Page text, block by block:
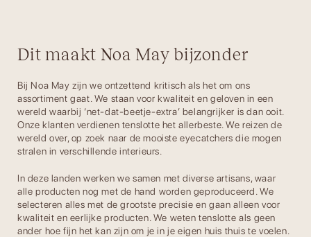
Dit maakt Noa May bijzonder
Bij Noa May zijn we ontzettend kritisch als het om ons
assortiment gaat. We staan voor kwaliteit en geloven in een
wereld waarbij ‘net-dat-beetje-extra’ belangrijker is dan ooit.
Onze klanten verdienen tenslotte het allerbeste. We reizen de
wereld over, op zoek naar de mooiste eyecatchers die mogen
stralen in verschillende interieurs.
In deze landen werken we samen met diverse artisans, waar
alle producten nog met de hand worden geproduceerd. We
selecteren alles met de grootste precisie en gaan alleen voor
kwaliteit en eerlijke producten. We weten tenslotte als geen
ander hoe fijn het kan zijn om je in je eigen huis thuis te voelen.